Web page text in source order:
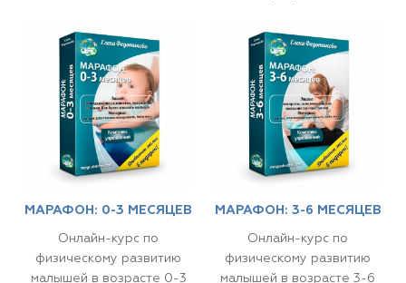
МАРАФОН: 0-3 МЕСЯЦЕВ
Онлайн-курс по
физическому развитию
малышей в возрасте 0-3
МАРАФОН: 3-6 МЕСЯЦЕВ
Онлайн-курс по
физическому развитию
малышей в возрасте 3-6